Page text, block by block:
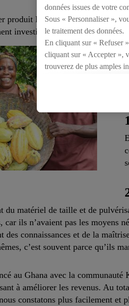
produit Lidl grâce auquel nous
investie dans des projets
du matériel de taille et de
ils n’avaient pas les moyens
des connaissances et de la
c’est souvent parce qu’ils
au Ghana avec la
à améliorer les revenus. Au
constatons plus facilement et
données issues de votre
Sous « Personnaliser »,
le traitement des données.
En cliquant sur « Refuser
cliquant sur « Accepter »,
trouverez de plus amples